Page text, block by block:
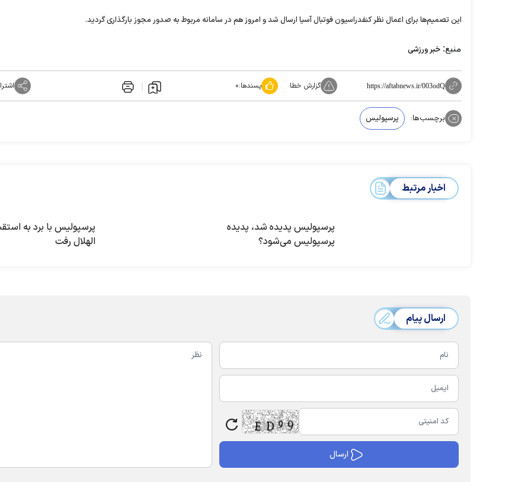
این تصمیم‌ها برای اعمال نظر کنفدراسیون فوتبال آسیا ارسال شد و امروز هم در سامانه مربوط به صدور مجوز بارگذاری گردید.
منبع: خبر ورزشی
https://aftabnews.ir/003odQ گزارش خطا پسندها:۰
برچسب‌ها: پرسپولیس
اخبار مرتبط
پرسپولیس پدیده شد، پدیده
پرسپولیس می‌شود؟
پرسپولیس با برد به
الهلال رفت
ارسال پیام